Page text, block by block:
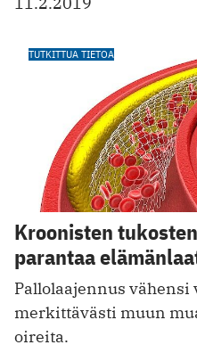
TUTKITTUA TIETOA
Kroonisten
parantaa
Pallolaajennus vähensi
merkittävästi muun
oireita.